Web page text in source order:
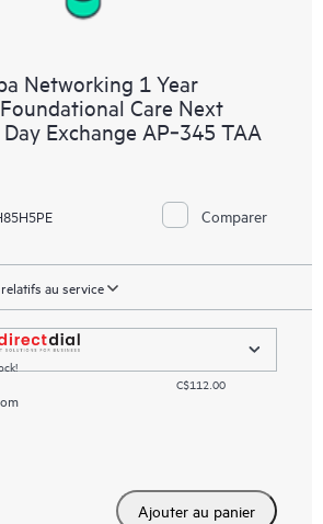
Networking 1 Year
Care Next
Exchange AP‑345 TAA
Comparer
au service
C$112.00
Ajouter au panier